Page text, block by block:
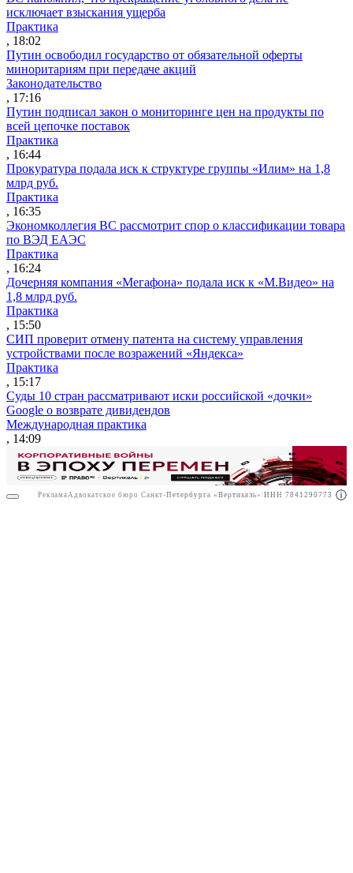
РекламаАО"ПРАВО.РУ" ИНН: 7708095468
исключает взыскания ущерба
Практика
, 18:02
Путин освободил государство от обязательной оферты
миноритариям при передаче акций
Законодательство
, 17:16
Путин подписал закон о мониторинге цен на продукты по
всей цепочке поставок
Практика
, 16:44
Прокуратура подала иск к структуре группы «Илим» на 1,8
млрд руб.
Практика
, 16:35
Экономколлегия ВС рассмотрит спор о классификации товара
по ВЭД ЕАЭС
Практика
, 16:24
Дочерняя компания «Мегафона» подала иск к «М.Видео» на
1,8 млрд руб.
Практика
, 15:50
СИП проверит отмену патента на систему управления
устройствами после возражений «Яндекса»
Практика
, 15:17
Суды 10 стран рассматривают иски российской «дочки»
Google о возврате дивидендов
Международная практика
, 14:09
Реклама Адвокатское бюро Санкт-Петербурга «Вертикаль» ИНН 7841290773